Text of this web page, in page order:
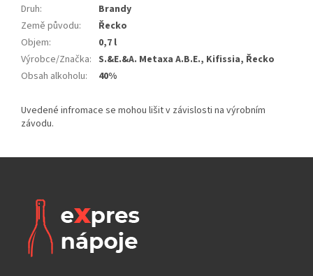
Druh:
Brandy
Země původu:
Řecko
Objem:
0,7 l
Výrobce/Značka: S.&E.&A. Metaxa A.B.E., Kifissia, Řecko
Obsah alkoholu: 40%